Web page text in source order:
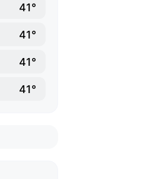
41°
41°
41°
41°